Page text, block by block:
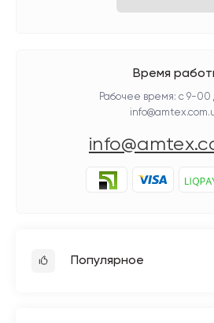
Время
Рабочее время: с 9-00
Популярное